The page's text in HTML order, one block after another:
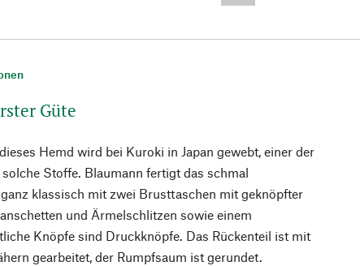
Güte
Hemd wird bei Kuroki in Japan gewebt, einer der
Stoffe. Blaumann fertigt das schmal
klassisch mit zwei Brusttaschen mit geknöpfter
und Ärmelschlitzen sowie einem
Knöpfe sind Druckknöpfe. Das Rückenteil ist mit
gearbeitet, der Rumpfsaum ist gerundet.